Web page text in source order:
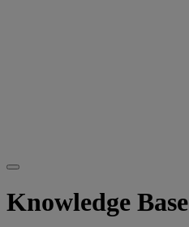
Knowledge Base